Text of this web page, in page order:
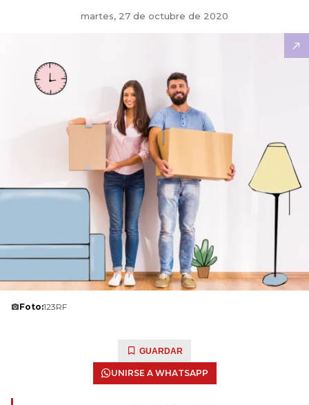
martes, 27 de octubre de 2020
Foto:123RF
GUARDAR
UNIRSE A WHATSAPP